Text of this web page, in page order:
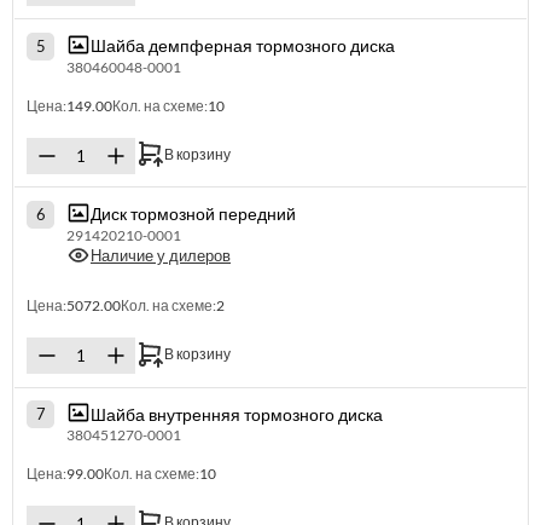
5 Шайба демпферная тормозного диска
380460048-0001
Цена:149.00Кол. на схеме:10
В корзину
6 Диск тормозной передний
291420210-0001
Наличие у дилеров
Цена:5072.00Кол. на схеме:2
В корзину
7 Шайба внутренняя тормозного диска
380451270-0001
Цена:99.00Кол. на схеме:10